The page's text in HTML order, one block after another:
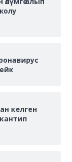
келген